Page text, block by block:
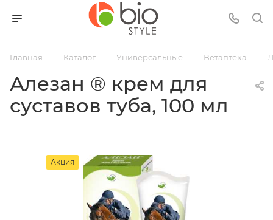
Главная — Каталог — Универсальные — Ветаптека —
Алезан ® крем для
суставов туба, 100 мл
Акция